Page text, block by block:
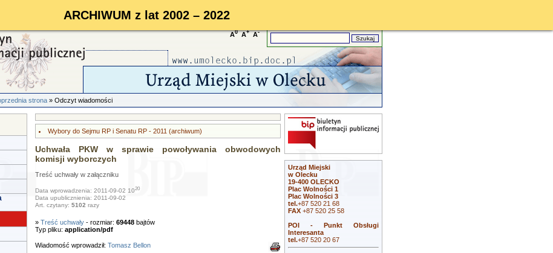
ARCHIWUM z lat 2002 – 2022
A0 A+ A-
strona» Odczyt wiadomości
Wybory do Sejmu RP i Senatu RP - 2011 (archiwum)
Uchwała PKW w sprawie powoływania obwodowych
komisji wyborczych
Treść uchwały w załączniku
Data wprowadzenia: 2011-09-02 1020
Data upublicznienia: 2011-09-02
Art. czytany: 5102 razy
» Treść uchwały- rozmiar: 69448bajtów
Typ pliku: application/pdf
Wiadomość wprowadził: Tomasz Bellon
Urząd Miejski
w Olecku
19-400 OLECKO
Plac Wolności 1
Plac Wolności 3
tel.+87 520 21 68
FAX +87 520 25 58
POI - Punkt Obsługi
Interesanta
tel.+87 520 20 67